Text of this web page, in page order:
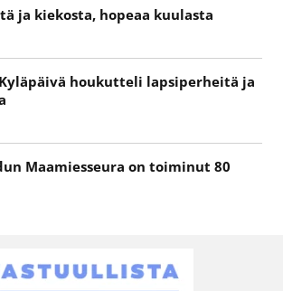
ja kiekosta, hopeaa kuulasta
houkutteli lapsiperheitä ja
Maamiesseura on toiminut 80